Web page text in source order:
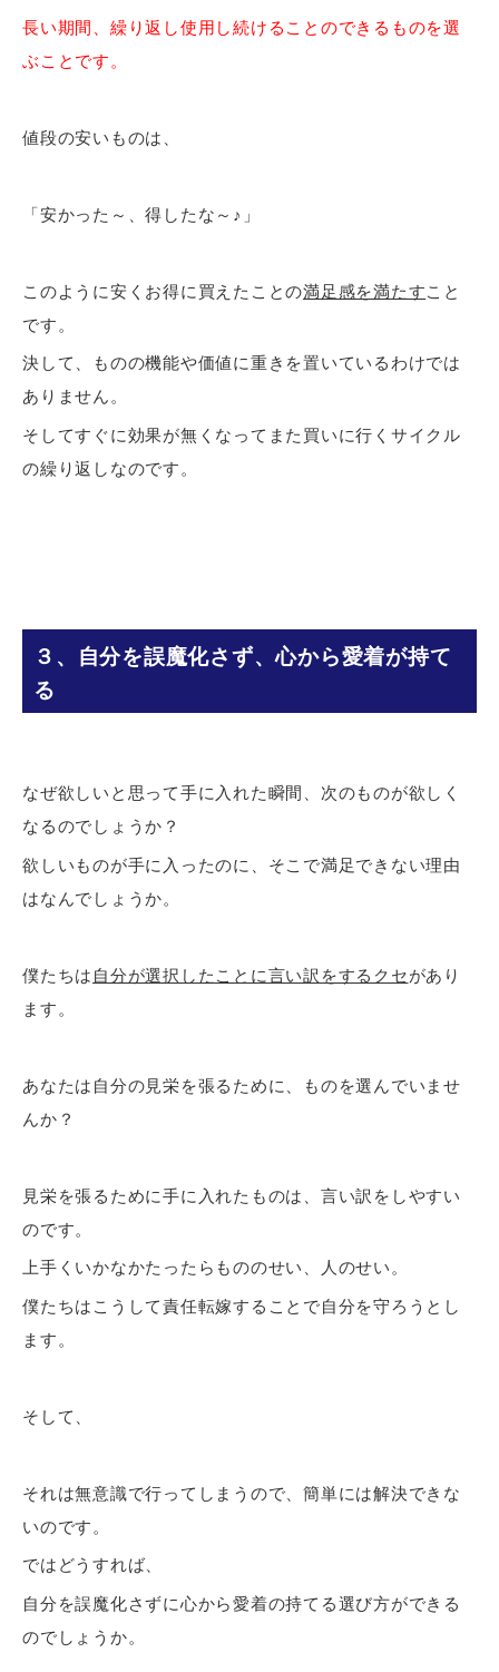
長い期間、繰り返し使用し続けることのできるものを選
ぶことです。
値段の安いものは、
「安かった～、得したな～♪」
このように安くお得に買えたことの満足感を満たすこと
です。
決して、ものの機能や価値に重きを置いているわけでは
ありません。
そしてすぐに効果が無くなってまた買いに行くサイクル
の繰り返しなのです。
３、自分を誤魔化さず、心から愛着が持て
る
なぜ欲しいと思って手に入れた瞬間、次のものが欲しく
なるのでしょうか？
欲しいものが手に入ったのに、そこで満足できない理由
はなんでしょうか。
僕たちは 自分が選択したことに言い訳をするクセがあり
ます。
あなたは自分の見栄を張るために、ものを選んでいませ
んか？
見栄を張るために手に入れたものは、言い訳をしやすい
のです。
上手くいかなかたったらもののせい、人のせい。
僕たちはこうして責任転嫁することで自分を守ろうとし
ます。
そして、
それは無意識で行ってしまうので、簡単には解決できな
いのです。
ではどうすれば、
自分を誤魔化さずに心から愛着の持てる選び方ができる
のでしょうか。